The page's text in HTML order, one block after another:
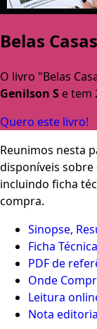
Belas
O livro "Belas
Genilson S e tem
Quero este livro!
Reunimos nesta
disponíveis sobre
incluindo ficha
compra.
Sinopse,
Ficha Técnica
PDF de
Onde
Leitura
Nota